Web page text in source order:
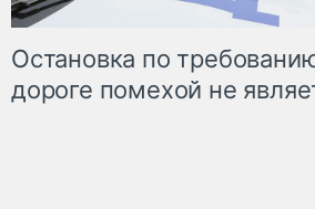
Остановка по
дороге помехой не